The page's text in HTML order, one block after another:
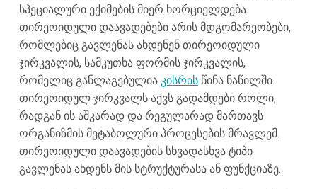
სპეციალური ექიმების მიერ ხორციელდება.
თირეოიდული დაავადებები არის მდგომარეობები,
რომლებიც გავლენას ახდენენ თირეოიდული
ჯირკვალის, სამკუთხა ფორმის ჯირკვალის,
რომელიც განლაგებულია კისრისწინა ნაწილში.
თირეოიდულ ჯირკვალს აქვს გადამდები როლი,
რადგან ის აშკარად და რეგულარად მართავს
ორგანიზმის მეტაბოლური პროცესების მრავლემ.
თირეოიდული დაავადების სხვადასხვა ტიპი
გავლენას ახდენს მის სტრუქტურასა ან ფუნქციაზე.